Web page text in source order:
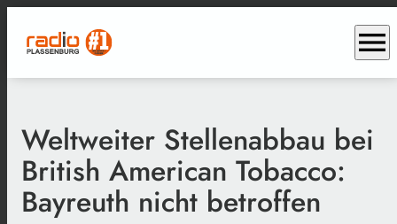
menu
Weltweiter Stellenabbau bei
British American Tobacco:
Bayreuth nicht betroffen